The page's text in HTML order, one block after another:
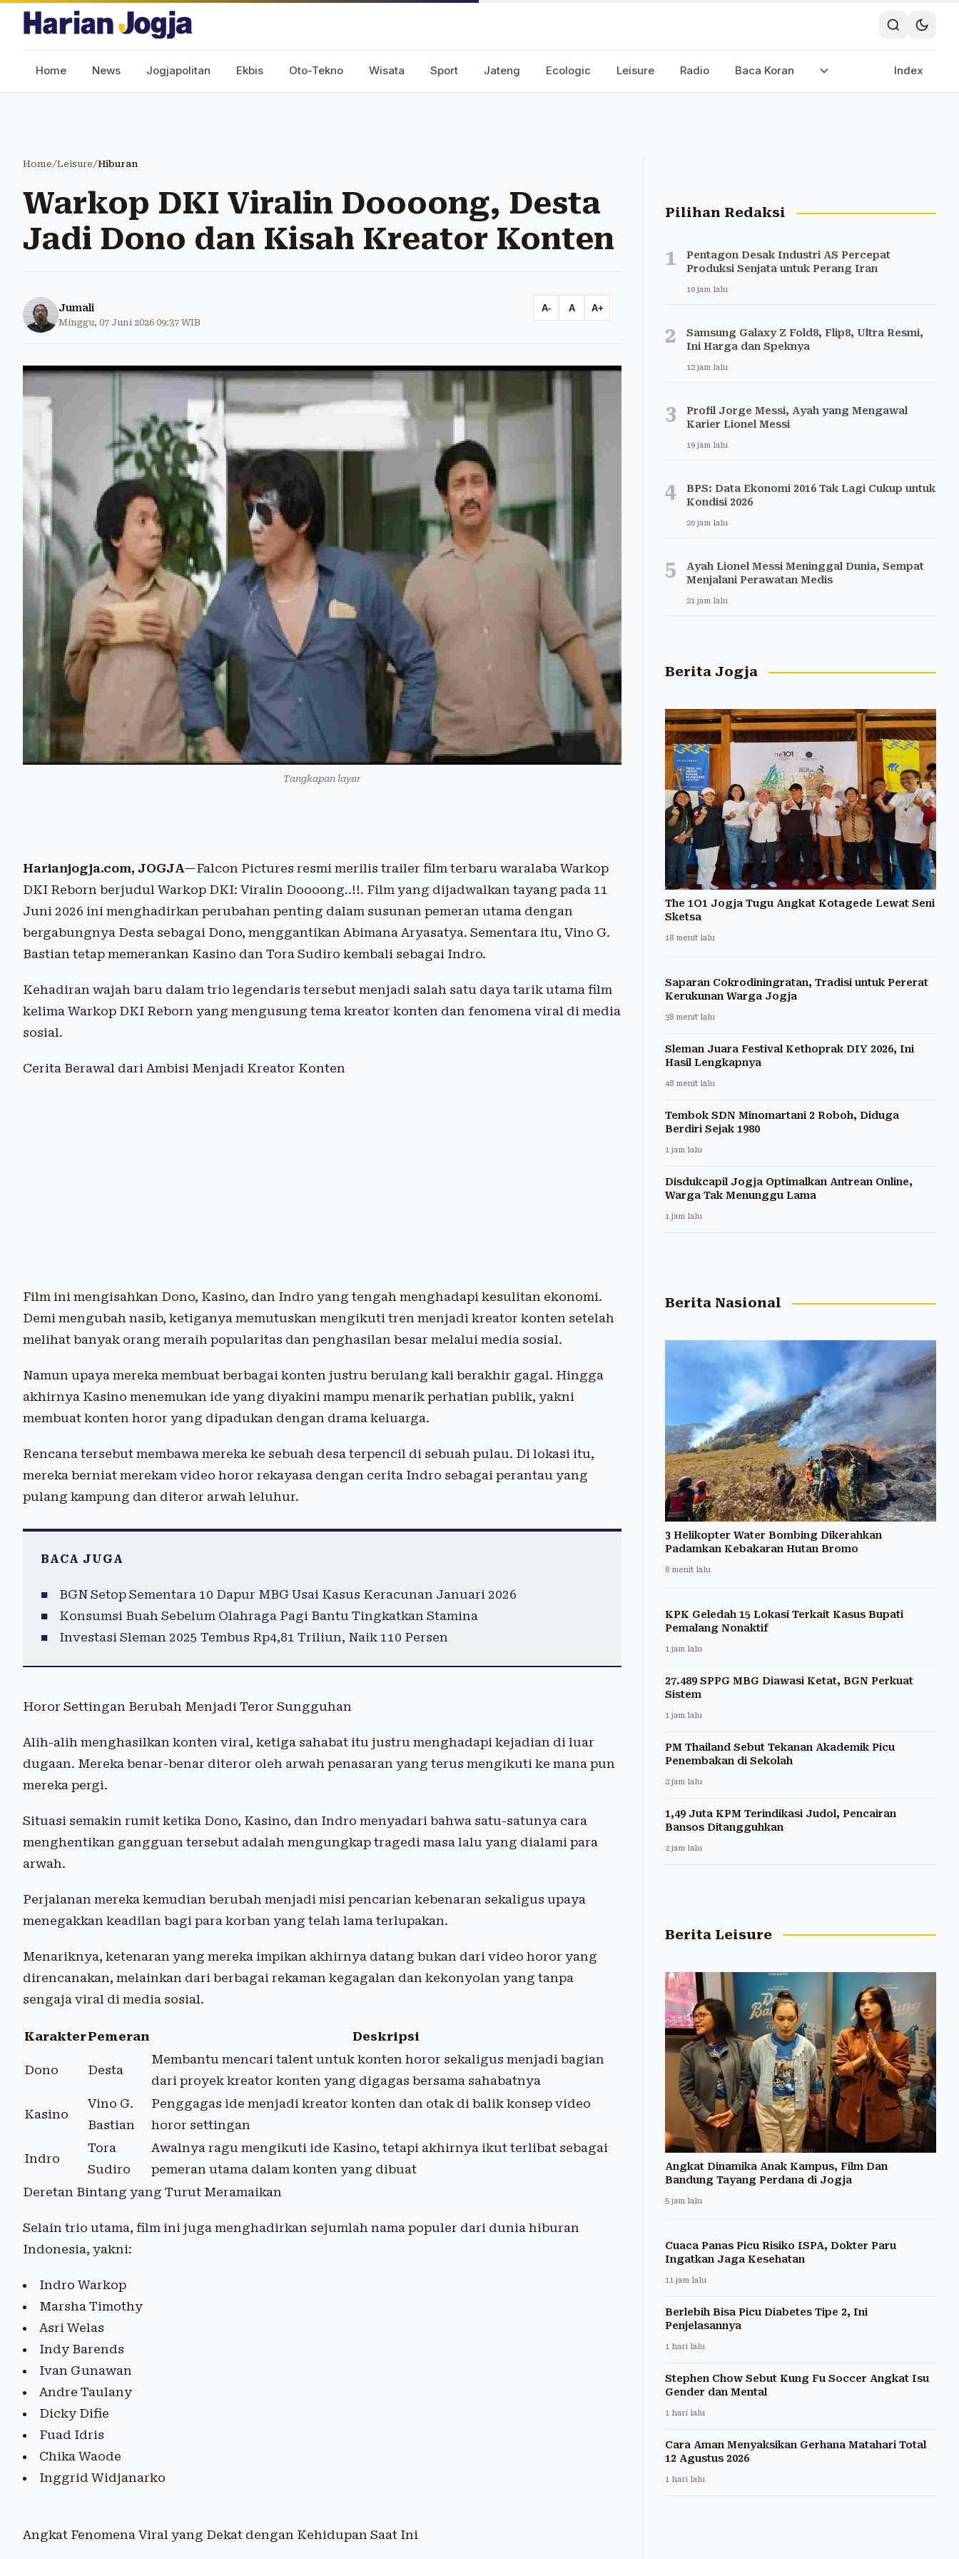
Home News Jogjapolitan Ekbis Oto-Tekno Wisata Sport Jateng Ecologic Leisure Radio Baca Koran Index
Home/Leisure/Hiburan
Warkop DKI Viralin Doooong, Desta
Jadi Dono dan Kisah Kreator Konten
Jumali
Minggu, 07 Juni 2026 09:37 WIB
A- A A+
Tangkapan layar
Harianjogja.com, JOGJA—Falcon Pictures resmi merilis trailer film terbaru waralaba Warkop
DKI Reborn berjudul Warkop DKI: Viralin Doooong..!!. Film yang dijadwalkan tayang pada 11
Juni 2026 ini menghadirkan perubahan penting dalam susunan pemeran utama dengan
bergabungnya Desta sebagai Dono, menggantikan Abimana Aryasatya. Sementara itu, Vino G.
Bastian tetap memerankan Kasino dan Tora Sudiro kembali sebagai Indro.
Kehadiran wajah baru dalam trio legendaris tersebut menjadi salah satu daya tarik utama film
kelima Warkop DKI Reborn yang mengusung tema kreator konten dan fenomena viral di media
sosial.
Cerita Berawal dari Ambisi Menjadi Kreator Konten
Film ini mengisahkan Dono, Kasino, dan Indro yang tengah menghadapi kesulitan ekonomi.
Demi mengubah nasib, ketiganya memutuskan mengikuti tren menjadi kreator konten setelah
melihat banyak orang meraih popularitas dan penghasilan besar melalui media sosial.
Namun upaya mereka membuat berbagai konten justru berulang kali berakhir gagal. Hingga
akhirnya Kasino menemukan ide yang diyakini mampu menarik perhatian publik, yakni
membuat konten horor yang dipadukan dengan drama keluarga.
Rencana tersebut membawa mereka ke sebuah desa terpencil di sebuah pulau. Di lokasi itu,
mereka berniat merekam video horor rekayasa dengan cerita Indro sebagai perantau yang
pulang kampung dan diteror arwah leluhur.
BACA JUGA
BGN Setop Sementara 10 Dapur MBG Usai Kasus Keracunan Januari 2026
Konsumsi Buah Sebelum Olahraga Pagi Bantu Tingkatkan Stamina
Investasi Sleman 2025 Tembus Rp4,81 Triliun, Naik 110 Persen
Horor Settingan Berubah Menjadi Teror Sungguhan
Alih-alih menghasilkan konten viral, ketiga sahabat itu justru menghadapi kejadian di luar
dugaan. Mereka benar-benar diteror oleh arwah penasaran yang terus mengikuti ke mana pun
mereka pergi.
Situasi semakin rumit ketika Dono, Kasino, dan Indro menyadari bahwa satu-satunya cara
menghentikan gangguan tersebut adalah mengungkap tragedi masa lalu yang dialami para
arwah.
Perjalanan mereka kemudian berubah menjadi misi pencarian kebenaran sekaligus upaya
menegakkan keadilan bagi para korban yang telah lama terlupakan.
Menariknya, ketenaran yang mereka impikan akhirnya datang bukan dari video horor yang
direncanakan, melainkan dari berbagai rekaman kegagalan dan kekonyolan yang tanpa
sengaja viral di media sosial.
KarakterPemeran Deskripsi
Dono Desta
Membantu mencari talent untuk konten horor sekaligus menjadi bagian
dari proyek kreator konten yang digagas bersama sahabatnya
Kasino
Vino G.
Bastian
Penggagas ide menjadi kreator konten dan otak di balik konsep video
horor settingan
Indro
Tora
Sudiro
Awalnya ragu mengikuti ide Kasino, tetapi akhirnya ikut terlibat sebagai
pemeran utama dalam konten yang dibuat
Deretan Bintang yang Turut Meramaikan
Selain trio utama, film ini juga menghadirkan sejumlah nama populer dari dunia hiburan
Indonesia, yakni:
Indro Warkop
Marsha Timothy
Asri Welas
Indy Barends
Ivan Gunawan
Andre Taulany
Dicky Difie
Fuad Idris
Chika Waode
Inggrid Widjanarko
Angkat Fenomena Viral yang Dekat dengan Kehidupan Saat Ini
Pilihan Redaksi
1
Pentagon Desak Industri AS Percepat
Produksi Senjata untuk Perang Iran
10 jam lalu
2
Samsung Galaxy Z Fold8, Flip8, Ultra Resmi,
Ini Harga dan Speknya
12 jam lalu
3
Profil Jorge Messi, Ayah yang Mengawal
Karier Lionel Messi
19 jam lalu
4
BPS: Data Ekonomi 2016 Tak Lagi Cukup untuk
Kondisi 2026
20 jam lalu
5
Ayah Lionel Messi Meninggal Dunia, Sempat
Menjalani Perawatan Medis
21 jam lalu
Berita Jogja
The 1O1 Jogja Tugu Angkat Kotagede Lewat Seni
Sketsa
18 menit lalu
Saparan Cokrodiningratan, Tradisi untuk Pererat
Kerukunan Warga Jogja
38 menit lalu
Sleman Juara Festival Kethoprak DIY 2026, Ini
Hasil Lengkapnya
48 menit lalu
Tembok SDN Minomartani 2 Roboh, Diduga
Berdiri Sejak 1980
1 jam lalu
Disdukcapil Jogja Optimalkan Antrean Online,
Warga Tak Menunggu Lama
1 jam lalu
Berita Nasional
3 Helikopter Water Bombing Dikerahkan
Padamkan Kebakaran Hutan Bromo
8 menit lalu
KPK Geledah 15 Lokasi Terkait Kasus Bupati
Pemalang Nonaktif
1 jam lalu
27.489 SPPG MBG Diawasi Ketat, BGN Perkuat
Sistem
1 jam lalu
PM Thailand Sebut Tekanan Akademik Picu
Penembakan di Sekolah
2 jam lalu
1,49 Juta KPM Terindikasi Judol, Pencairan
Bansos Ditangguhkan
2 jam lalu
Berita Leisure
Angkat Dinamika Anak Kampus, Film Dan
Bandung Tayang Perdana di Jogja
5 jam lalu
Cuaca Panas Picu Risiko ISPA, Dokter Paru
Ingatkan Jaga Kesehatan
11 jam lalu
Berlebih Bisa Picu Diabetes Tipe 2, Ini
Penjelasannya
1 hari lalu
Stephen Chow Sebut Kung Fu Soccer Angkat Isu
Gender dan Mental
1 hari lalu
Cara Aman Menyaksikan Gerhana Matahari Total
12 Agustus 2026
1 hari lalu